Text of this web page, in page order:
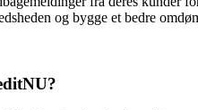
og bygge et bedre